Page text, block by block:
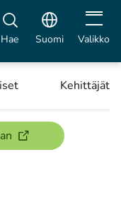
Hae Suomi Avaa
Valikko
Kehittäjät
(avautuu uuteen